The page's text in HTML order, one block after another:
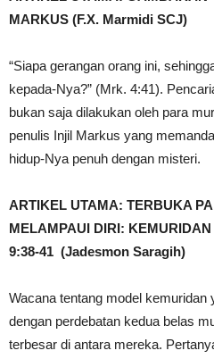
MARKUS (F.X. Marmidi SCJ)
“Siapa gerangan orang ini,
kepada-Nya?” (Mrk. 4:41).
bukan saja dilakukan oleh para
penulis Injil Markus yang
hidup-Nya penuh dengan misteri.
ARTIKEL UTAMA: TERBUKA
MELAMPAUI DIRI:
9:38-41 (Jadesmon Saragih)
Wacana tentang model kemuridan
dengan perdebatan kedua belas
terbesar di antara mereka.